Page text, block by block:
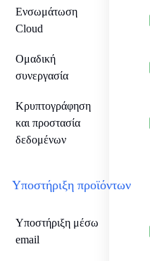
Ενσωμάτωση
Cloud
Ομαδική
συνεργασία
Κρυπτογράφηση
και προστασία
δεδομένων
Υποστήριξη προϊόντων
Υποστήριξη μέσω
email